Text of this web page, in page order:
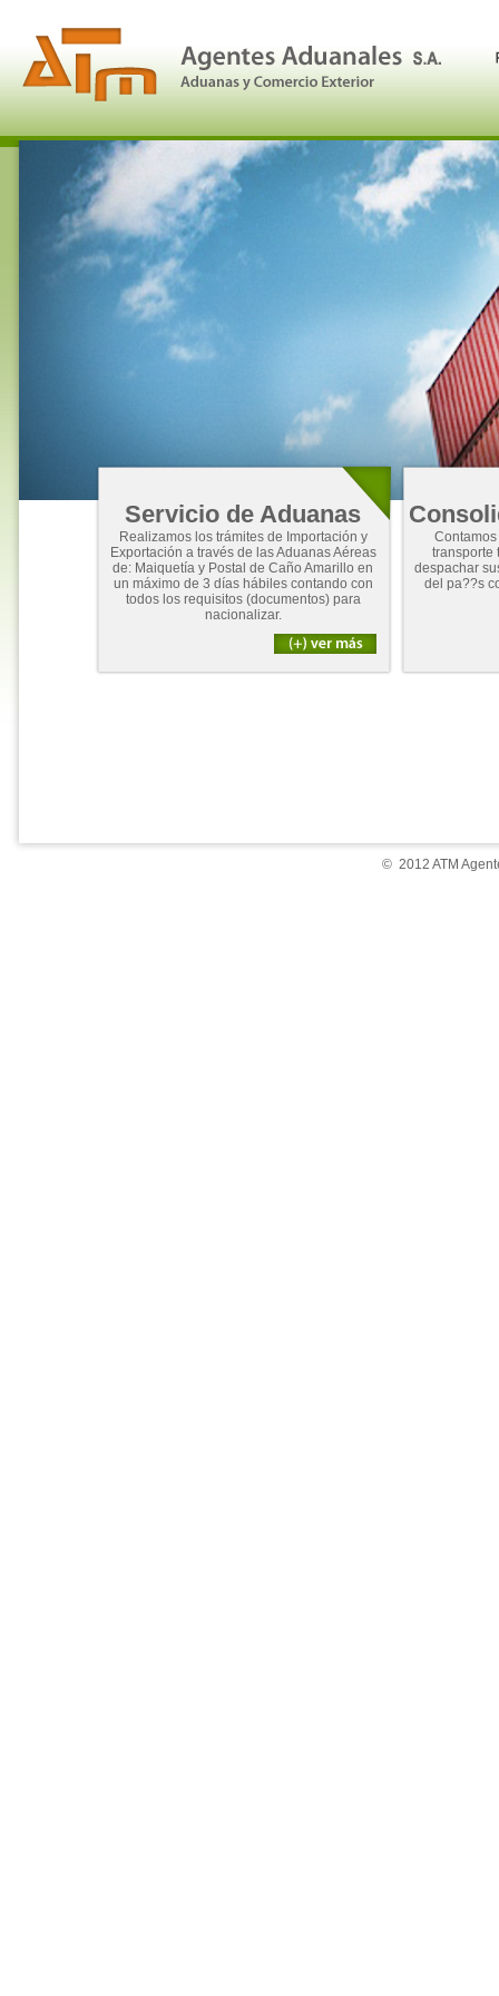
Servicio de Aduanas
Realizamos los trámites de Importación y
Exportación a través de las Aduanas Aéreas
de: Maiquetía y Postal de Caño Amarillo en
un máximo de 3 días hábiles contando con
todos los requisitos (documentos) para
nacionalizar.
transporte
despachar
del pa??s
© 2012 ATM